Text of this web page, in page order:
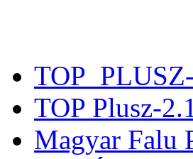
TOP Plusz-
Magyar Falu